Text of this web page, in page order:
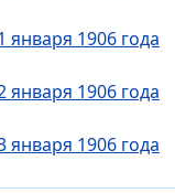
января 1906 года
января 1906 года
января 1906 года